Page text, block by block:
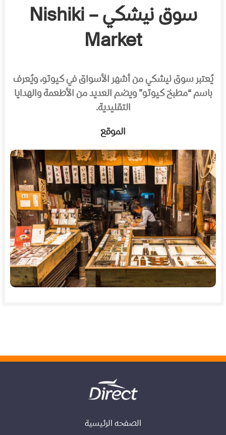
سوق نيشكي – Nishiki
Market
يُعتبر سوق نيشكي من أشهر الأسواق في كيوتو، ويُعرف
باسم “مطبخ كيوتو” ويضم العديد من الأطعمة والهدايا
التقليدية.
الموقع
الصفحه الرئيسية